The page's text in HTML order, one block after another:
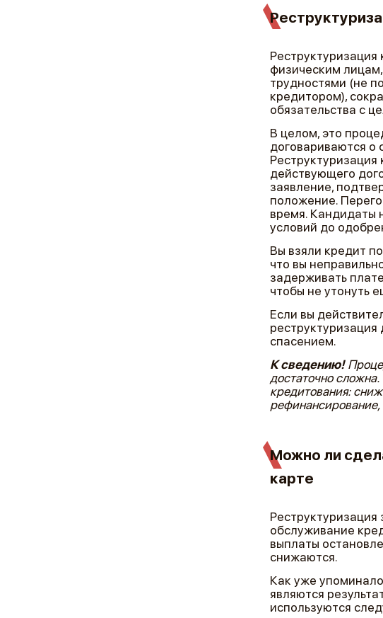
физическим
трудностями (не
кредитором),
обязательства с
В целом, это
договариваются о
действующего
заявление,
положение.
время. Кандидаты
условий до
Вы взяли кредит
что вы
задерживать
чтобы не утонуть
Если вы
спасением.
К сведению!
достаточно
кредитования:
Можно ли
карте
обслуживание
выплаты
снижаются.
Как уже
являются
используются